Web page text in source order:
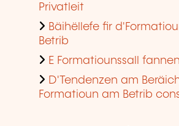
Privatleit
Bäihëllefe fir
Betrib
E Formatiounssall fannen
D'Tendenzen am
Formatioun am Betrib